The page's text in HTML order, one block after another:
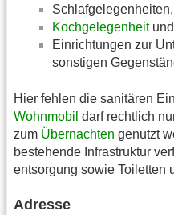
Schlafgelegenheiten,
Kochgelegenheitund
Einrichtungen zur
sonstigen
Hier fehlen die sanitären
Wohnmobil darf rechtlich
zum Übernachten genutzt
bestehende Infrastruktur
entsorgung sowie Toiletten
Adresse